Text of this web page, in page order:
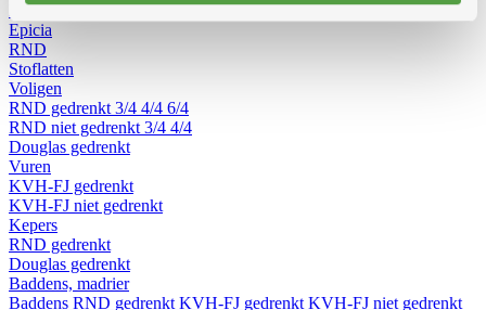
Pannelatten
Epicia
RND
Stoflatten
Voligen
RND gedrenkt 3/4 4/4 6/4
RND niet gedrenkt 3/4 4/4
Douglas gedrenkt
Vuren
KVH-FJ gedrenkt
KVH-FJ niet gedrenkt
Kepers
RND gedrenkt
Douglas gedrenkt
Baddens, madrier
Baddens RND gedrenkt KVH-FJ gedrenkt KVH-FJ niet gedrenkt